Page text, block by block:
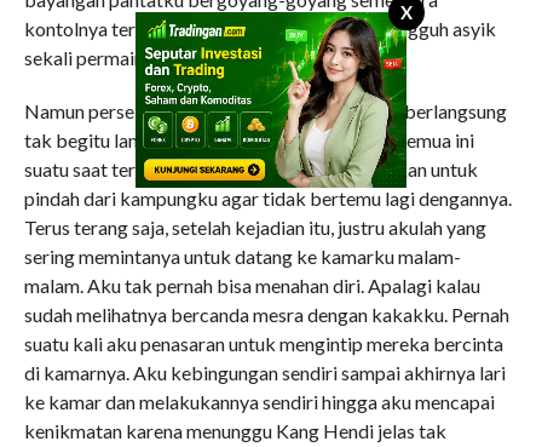
X
kontolnya terlihat keluar masuk memekku. Sungguh asyik
sekali permainan dalam gaya ini.
Namun perselingkuhanku dengan Kang Hendi berlangsung
tak begitu lama. Aku sudah sangat ketakutan semua ini
suatu saat terungkap. Makanya aku memutuskan untuk
pindah dari kampungku agar tidak bertemu lagi dengannya.
Terus terang saja, setelah kejadian itu, justru akulah yang
sering memintanya untuk datang ke kamarku malam-
malam. Aku tak pernah bisa menahan diri. Apalagi kalau
sudah melihatnya bercanda mesra dengan kakakku. Pernah
suatu kali aku penasaran untuk mengintip mereka bercinta
di kamarnya. Aku kebingungan sendiri sampai akhirnya lari
ke kamar dan melakukannya sendiri hingga aku mencapai
kenikmatan karena menunggu Kang Hendi jelas tak